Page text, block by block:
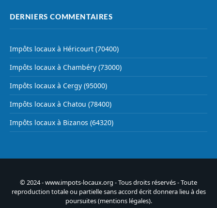
DERNIERS COMMENTAIRES
Impôts locaux à Héricourt (70400)
Impôts locaux à Chambéry (73000)
Impôts locaux à Cergy (95000)
Impôts locaux à Chatou (78400)
Impôts locaux à Bizanos (64320)
© 2024 - www.impots-locaux.org - Tous droits réservés - Toute
reproduction totale ou partielle sans accord écrit donnera lieu à des
poursuites (mentions légales).